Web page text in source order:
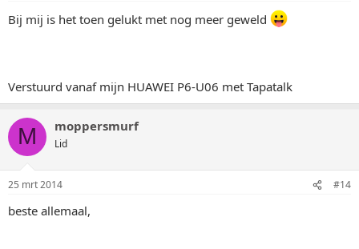
Bij mij is het toen gelukt met nog meer geweld
Verstuurd vanaf mijn HUAWEI P6-U06 met Tapatalk
M moppersmurf
Lid
25 mrt 2014 #14
beste allemaal,